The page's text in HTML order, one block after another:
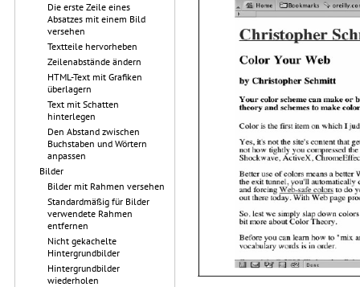
Die erste Zeile eines
Absatzes mit einem Bild
versehen
Textteile hervorheben
Zeilenabstände ändern
HTML-Text mit Grafiken
überlagern
Text mit Schatten
hinterlegen
Den Abstand zwischen
Buchstaben und Wörtern
anpassen
Bilder
Bilder mit Rahmen versehen
Standardmäßig für Bilder
verwendete Rahmen
entfernen
Nicht gekachelte
Hintergrundbilder
Hintergrundbilder
wiederholen